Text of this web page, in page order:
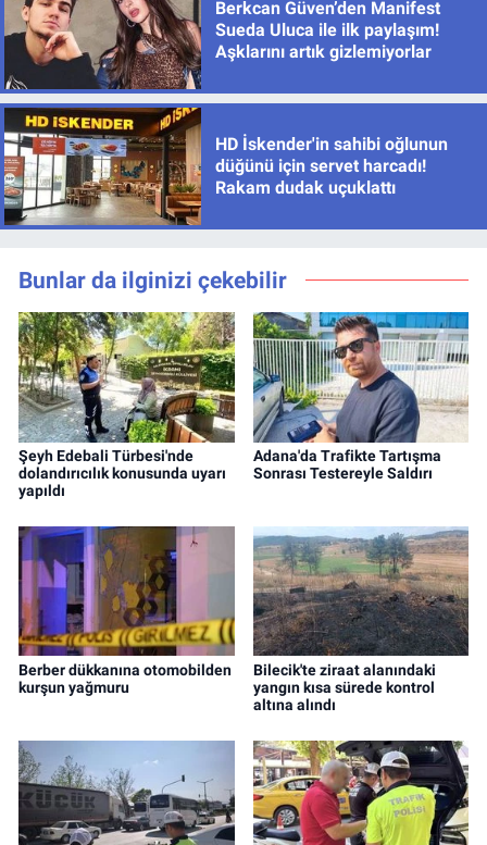
Berkcan Güven’den Manifest
Sueda Uluca ile ilk paylaşım!
Aşklarını artık gizlemiyorlar
HD İskender'in sahibi oğlunun
düğünü için servet harcadı!
Rakam dudak uçuklattı
Bunlar da ilginizi çekebilir
Şeyh Edebali Türbesi'nde
dolandırıcılık konusunda uyarı
yapıldı
Adana'da Trafikte Tartışma
Sonrası Testereyle Saldırı
Berber dükkanına otomobilden
kurşun yağmuru
Bilecik'te ziraat alanındaki
yangın kısa sürede kontrol
altına alındı